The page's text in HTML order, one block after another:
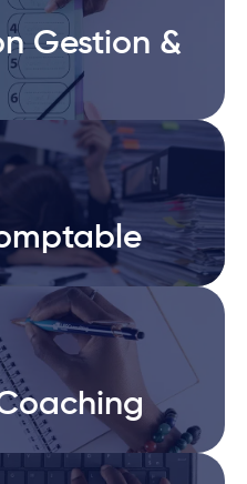
Gestion &
Gestion &